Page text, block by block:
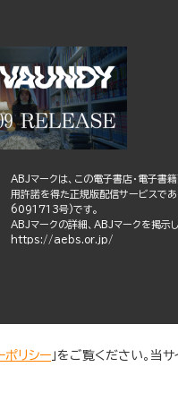
ABJマークは、この電子書店・電子書
用許諾を得た正規版配信サービスで
6091713号)です。
ABJマークの詳細、ABJマークを掲示
https://aebs.or.jp/
ポリシー 」をご覧ください。当サ